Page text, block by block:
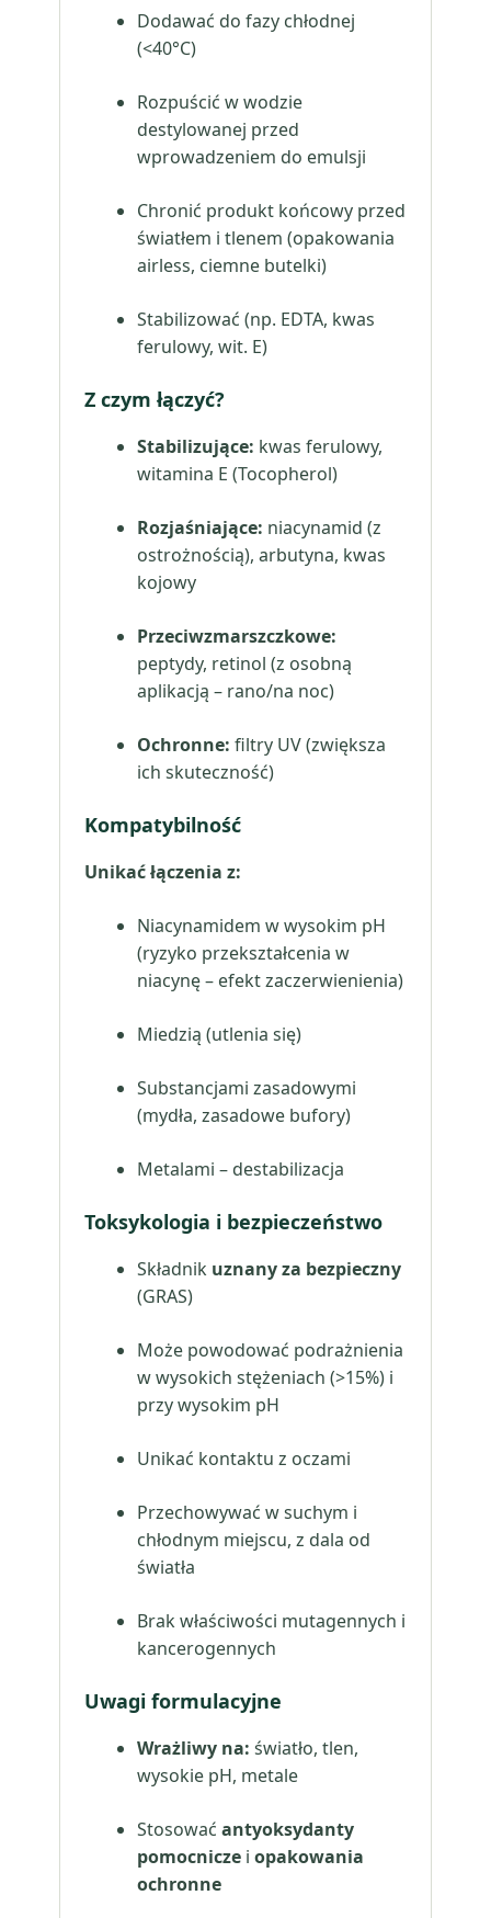
Dodawać do fazy chłodnej
(<40°C)
Rozpuścić w wodzie
destylowanej przed
wprowadzeniem do emulsji
Chronić produkt końcowy przed
światłem i tlenem (opakowania
airless, ciemne butelki)
Stabilizować (np. EDTA, kwas
ferulowy, wit. E)
Z czym łączyć?
Stabilizujące: kwas ferulowy,
witamina E (Tocopherol)
Rozjaśniające: niacynamid (z
ostrożnością), arbutyna, kwas
kojowy
Przeciwzmarszczkowe:
peptydy, retinol (z osobną
aplikacją – rano/na noc)
Ochronne: filtry UV (zwiększa
ich skuteczność)
Kompatybilność
Unikać łączenia z:
Niacynamidem w wysokim pH
(ryzyko przekształcenia w
niacynę – efekt zaczerwienienia)
Miedzią (utlenia się)
Substancjami zasadowymi
(mydła, zasadowe bufory)
Metalami – destabilizacja
Toksykologia i bezpieczeństwo
Składnik uznany za bezpieczny
(GRAS)
Może powodować podrażnienia
w wysokich stężeniach (>15%) i
przy wysokim pH
Unikać kontaktu z oczami
Przechowywać w suchym i
chłodnym miejscu, z dala od
światła
Brak właściwości mutagennych i
kancerogennych
Uwagi formulacyjne
Wrażliwy na: światło, tlen,
wysokie pH, metale
Stosować antyoksydanty
pomocnicze i opakowania
ochronne